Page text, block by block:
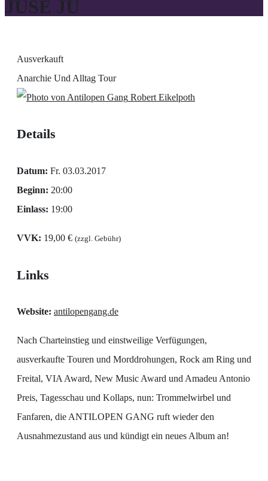
JUSE JU
Ausverkauft
Anarchie Und Alltag Tour
Robert Eikelpoth
Details
Datum: Fr. 03.03.2017
Beginn: 20:00
Einlass: 19:00
VVK: 19,00 € (zzgl. Gebühr)
Links
Website: antilopengang.de
Nach Charteinstieg und einstweilige Verfügungen,
ausverkaufte Touren und Morddrohungen, Rock am Ring und
Freital, VIA Award, New Music Award und Amadeu Antonio
Preis, Tagesschau und Kollaps, nun: Trommelwirbel und
Fanfaren, die ANTILOPEN GANG ruft wieder den
Ausnahmezustand aus und kündigt ein neues Album an!